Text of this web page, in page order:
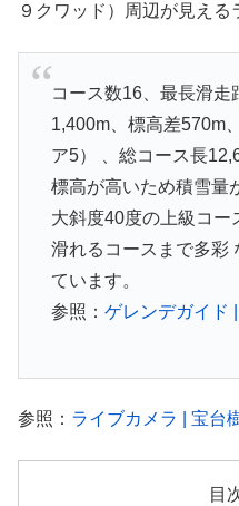
９クワッド）周辺が見える
コース数16、最長滑走
1,400m、標高差570m
ア5） 、総コース長
標高が高いため積雪量
大斜度40度の上級コー
滑れるコースまで多彩
ています。
参照： ゲレンデガイド
参照： ライブカメラ | 宝台
目